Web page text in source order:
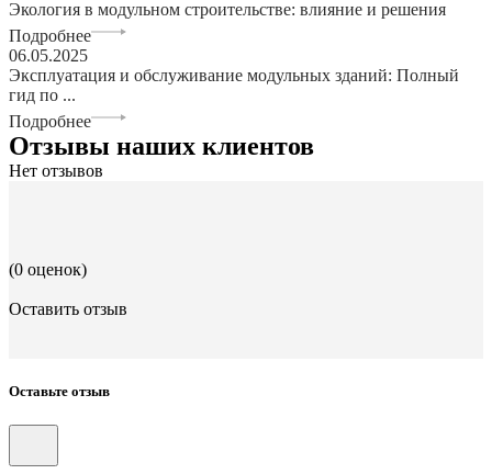
Экология в модульном строительстве: влияние и решения
Подробнее
06.05.2025
Эксплуатация и обслуживание модульных зданий: Полный
гид по ...
Подробнее
Отзывы наших клиентов
Нет отзывов
(0 оценок)
Оставить отзыв
Оставьте отзыв